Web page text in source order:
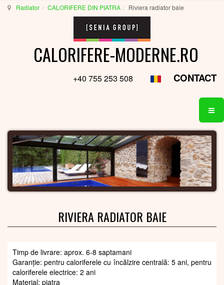
Radiator CALORIFERE DIN PIATRA Riviera radiator baie
CALORIFERE-MODERNE.RO
+40 755 253 508 CONTACT
RIVIERA RADIATOR BAIE
Timp de livrare: aprox. 6-8 saptamani
Garanție: pentru caloriferele cu încălzire centrală: 5 ani, pentru
caloriferele electrice: 2 ani
Material: piatra